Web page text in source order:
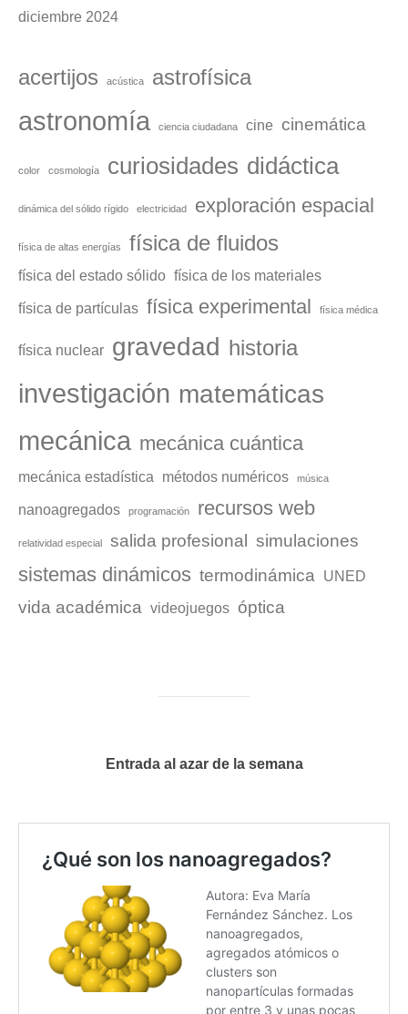
diciembre 2024
acertijos acústica astrofísica
astronomía ciencia ciudadana cine cinemática
color cosmología curiosidades didáctica
dinámica del sólido rígido electricidad exploración espacial
física de altas energías física de fluidos
física del estado sólido física de los materiales
física de partículas física experimental física médica
física nuclear gravedad historia
investigación matemáticas
mecánica mecánica cuántica
mecánica estadística métodos numéricos música
nanoagregados programación recursos web
relatividad especial salida profesional simulaciones
sistemas dinámicos termodinámica UNED
vida académica videojuegos óptica
Entrada al azar de la semana